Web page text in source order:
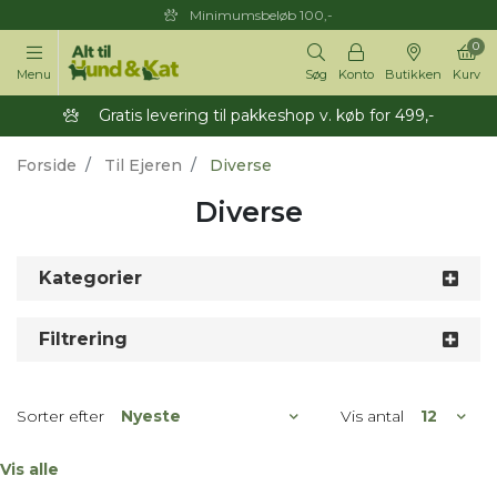
Minimumsbeløb 100,-
Menu Søg Konto Butikken Kurv
0
Gratis levering til pakkeshop v. køb for 499,-
Forside Til Ejeren Diverse
Diverse
Kategorier
Filtrering
Sorter efter Vis antal
Vis alle